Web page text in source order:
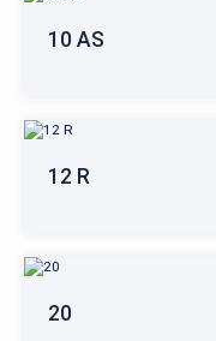
10 AS
12 R
20